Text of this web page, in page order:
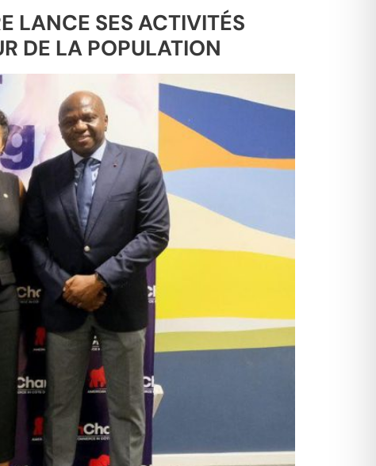
LANCE SES ACTIVITÉS
DE LA POPULATION